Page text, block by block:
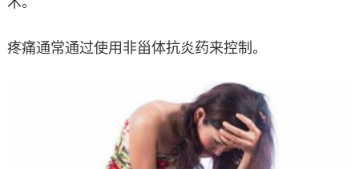
疼痛通常通过使用非甾体抗炎药来控制。